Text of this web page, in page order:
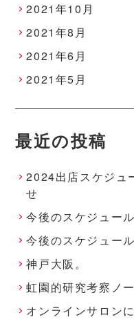
2021年10月
2021年8月
2021年6月
2021年5月
最近の投稿
2024出店スケジュ
せ
今後のスケジュール
今後のスケジュール
神戸大阪。
虹園的研究考察ノ
オンラインサロン